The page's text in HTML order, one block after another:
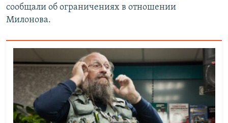
сообщали об ограничениях в отношении
Милонова.